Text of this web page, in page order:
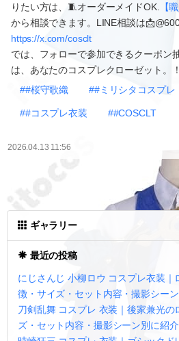
りたい方は、🧵オーダーメイドOK.
【
から相談できます。LINE相談は
https://x.com/cosclt
では、フォローで参加できるクーポン
は、あなたのコスプレクローゼット。！
##桜守歌織
##ミリシタコスプレ
##コスプレ衣装 ##COSCLT
2026.04.13 11:56
ギャラリー
最近の投稿
にじさんじ 小柳ロウ コスプレ衣装｜
徴・サイズ・セット内容・撮影シーン
刀剣乱舞 コスプレ 衣装｜後家兼光の
ズ・セット内容・撮影シーン別に紹介